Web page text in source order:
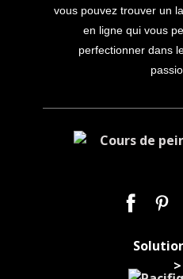
vous pouvez trouver un
en ligne qui vous
perfectionner dans
>